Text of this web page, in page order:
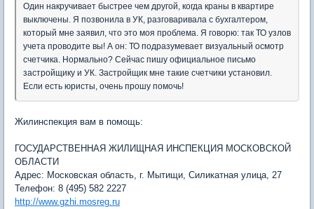
Один накручивает быстрее чем другой, когда краны в квартире
выключены. Я позвонила в УК, разговаривала с бухгалтером,
который мне заявил, что это моя проблема. Я говорю: так ТО узлов
учета проводите вы! А он: ТО подразумевает визуальный осмотр
счетчика. Нормально? Сейчас пишу официальное письмо
застройщику и УК. Застройщик мне такие счетчики установил.
Если есть юристы, очень прошу помочь!
Жилинспекция вам в помощь:
ГОСУДАРСТВЕННАЯ ЖИЛИЩНАЯ ИНСПЕКЦИЯ МОСКОВСКОЙ
ОБЛАСТИ
Адрес: Московская область, г. Мытищи, Силикатная улица, 27
Телефон: 8 (495) 582 2227
http://www.gzhi.mosreg.ru